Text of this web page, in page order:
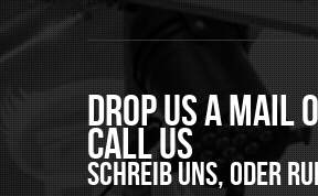
Drop us a mail
call us
Schreib uns, oder